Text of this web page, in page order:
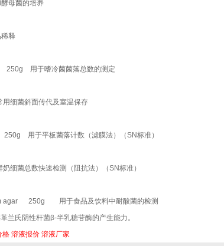
母菌的培养
释
250g 用于嗜冷菌菌落总数的测定
细菌斜面传代及室温保存
用于平板菌落计数（滤膜法）（SN标准）
菌总数快速检测（阻抗法）（SN标准）
agar 250g 用于食品及饮料中耐酸菌的检测
氏阴性杆菌β-半乳糖苷酶的产生能力。
格 溶液报价 溶液厂家